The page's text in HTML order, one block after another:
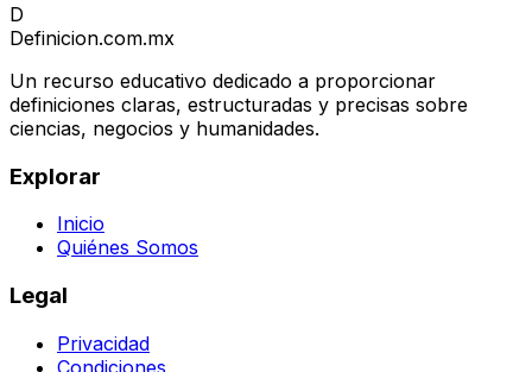
D
Definicion.com.mx
Un recurso educativo dedicado a proporcionar
definiciones claras, estructuradas y precisas sobre
ciencias, negocios y humanidades.
Explorar
Inicio
Quiénes Somos
Legal
Privacidad
Condiciones